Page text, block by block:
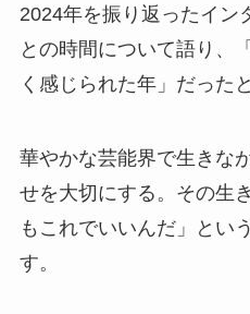
2024年を振り返ったイン
との時間について語り、
く感じられた年」だった
華やかな芸能界で生きな
せを大切にする。その生
もこれでいいんだ」とい
す。